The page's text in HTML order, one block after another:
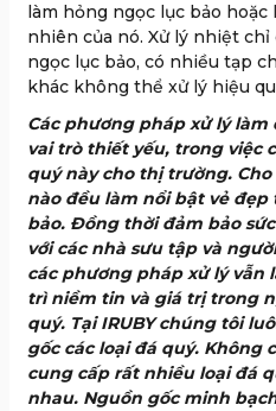
làm hỏng ngọc lục bảo
nhiên của nó. Xử lý nhiệt
ngọc lục bảo, có nhiều tạp
khác không thể xử lý hiệu
Các phương pháp xử lý
vai trò thiết yếu, trong việc
quý này cho thị trường.
nào đều làm nổi bật vẻ
bảo. Đồng thời đảm bảo
với các nhà sưu tập và
các phương pháp xử lý vẫn
trì niềm tin và giá trị trong
quý. Tại IRUBY chúng tôi
gốc các loại đá quý. Không
cung cấp rất nhiều loại đá
nhau. Nguồn gốc minh